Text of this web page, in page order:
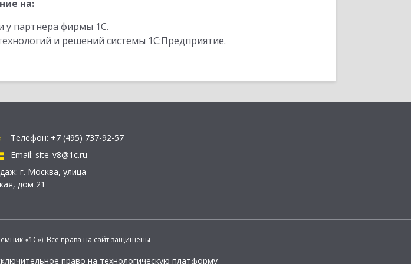
на:
у партнера фирмы 1С.
и решений системы 1С:Предприятие.
Телефон: +7 (495) 737-92-57
Email: site_v8@1c.ru
г. Москва, улица
дом 21
«1С»). Все права на сайт защищены
право на технологическую платформу